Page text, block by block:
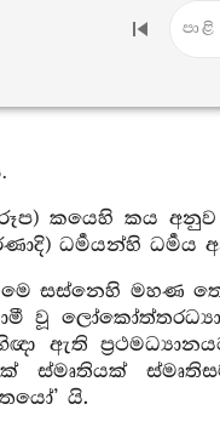
පාළි
කයෙහි කය
ධර්‍මයන්හි ධර්‍මය
සස්නෙහි මහණ
වූ
ඇති
ස්මෘතියක්
යි.